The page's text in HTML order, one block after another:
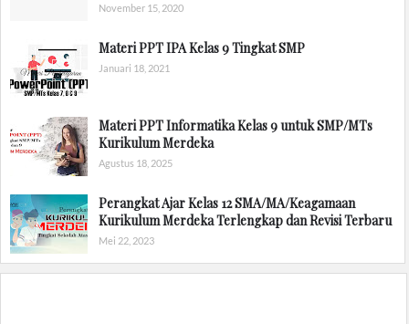
November 15, 2020
Materi PPT IPA Kelas 9 Tingkat SMP
Januari 18, 2021
Materi PPT Informatika Kelas 9 untuk SMP/MTs
Kurikulum Merdeka
Agustus 18, 2025
Perangkat Ajar Kelas 12 SMA/MA/Keagamaan
Kurikulum Merdeka Terlengkap dan Revisi Terbaru
Mei 22, 2023